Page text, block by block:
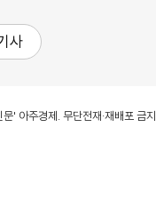
사
' 아주경제. 무단전재·재배포 금지